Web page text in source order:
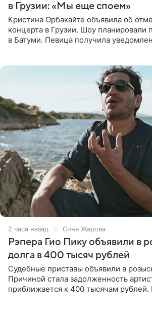
в Грузии: «Мы еще споем»
Кристина Орбакайте объявила об
концерта в Грузии. Шоу планировали
в Батуми. Певица получила
2 часа назад Соня Жарова
Рэпера Гио Пику объявили в
долга в 400 тысяч рублей
Судебные приставы объявили в
Причиной стала задолженность
приближается к 400 тысячам